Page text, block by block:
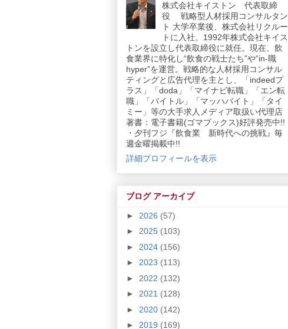
株式会社キイストン 代表取締
役 戦略型人材採用コンサルタン
ト 大学卒業後、株式会社リクルー
トに入社。1992年株式会社キイス
トンを設立し代表取締役に就任。現在、飲
食業界に特化し“飲食の戦士たち”や“in-職
hyper”を運営。戦略的な人材採用コンサル
ティングと広告代理を主とし、「indeedプ
ラス」「doda」「マイナビ転職」「エン転
職」「バイトル」「マッハバイト」「タイ
ミー」等の大手求人メディア取扱い代理店
著書：電子書籍(ゴマブックス)好評発売中!!
・夕刊フジ『飲食業 新時代への挑戦』毎
週金曜掲載中!!
詳細プロフィールを表示
ブログ アーカイブ
► 2026 (57)
► 2025 (103)
► 2024 (156)
► 2023 (113)
► 2022 (132)
► 2021 (128)
► 2020 (142)
► 2019 (169)